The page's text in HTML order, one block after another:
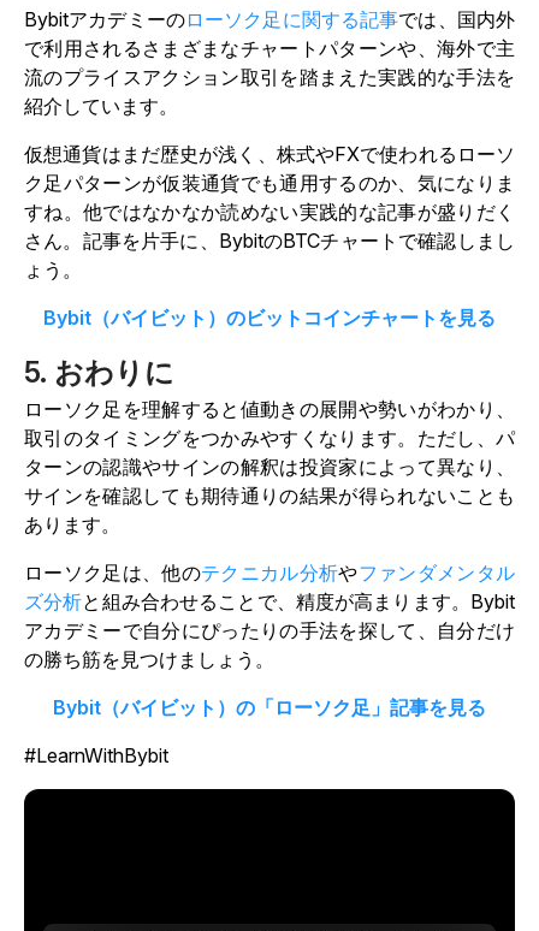
Bybitアカデミーのローソク足に関する記事では、国内外
で利用されるさまざまなチャートパターンや、海外で主
流のプライスアクション取引を踏まえた実践的な手法を
紹介しています。
仮想通貨はまだ歴史が浅く、株式やFXで使われるローソ
ク足パターンが仮装通貨でも通用するのか、気になりま
すね。他ではなかなか読めない実践的な記事が盛りだく
さん。記事を片手に、BybitのBTCチャートで確認しまし
ょう。
Bybit（バイビット）のビットコインチャートを見る
5. おわりに
ローソク足を理解すると値動きの展開や勢いがわかり、
取引のタイミングをつかみやすくなります。ただし、パ
ターンの認識やサインの解釈は投資家によって異なり、
サインを確認しても期待通りの結果が得られないことも
あります。
ローソク足は、他のテクニカル分析やファンダメンタル
ズ分析と組み合わせることで、精度が高まります。Bybit
アカデミーで自分にぴったりの手法を探して、自分だけ
の勝ち筋を見つけましょう。
Bybit（バイビット）の「ローソク足」記事を見る
#LearnWithBybit